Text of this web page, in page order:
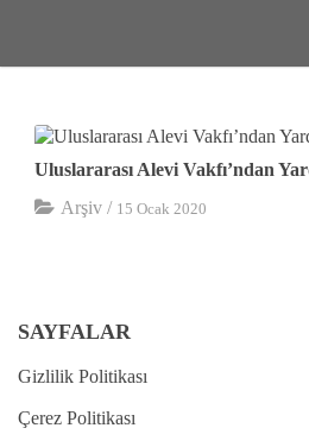
Uluslararası Alevi Vakfı’ndan
Arşiv / 15 Ocak 2020
SAYFALAR
Gizlilik Politikası
Çerez Politikası